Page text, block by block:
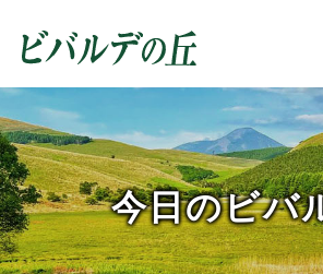
今日のビバ